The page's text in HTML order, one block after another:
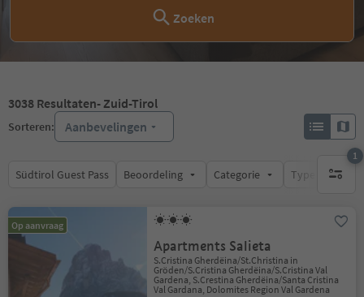
Zoeken
3038 Resultaten- Zuid-Tirol
Sorteren: Aanbevelingen
Südtirol Guest Pass Beoordeling Categorie Type catering
1
1
Op aanvraag
Apartments Salieta
S.Cristina Gherdëina/St.Christina in
Gröden/S.Cristina Gherdëina/S.Cristina Val
Gardena, S.Crestina Gherdëina/Santa Cristina
Val Gardana, Dolomites Region Val Gardena